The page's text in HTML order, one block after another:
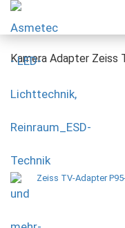
Kamera Adapter Zeiss